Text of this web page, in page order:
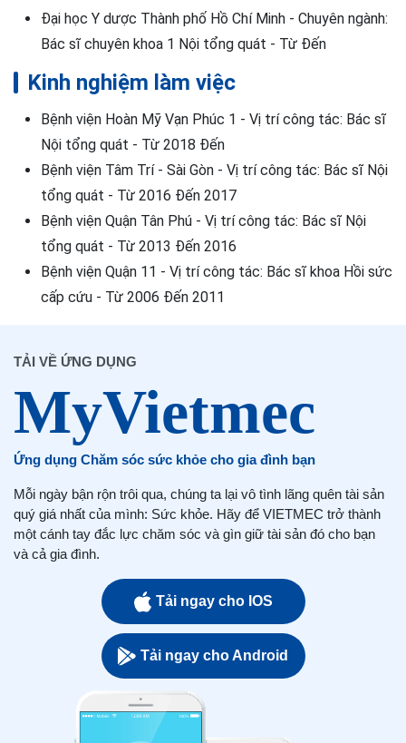
Đại học Y dược Thành phố Hồ Chí Minh - Chuyên ngành:
Bác sĩ chuyên khoa 1 Nội tổng quát - Từ Đến
Kinh nghiệm làm việc
Bệnh viện Hoàn Mỹ Vạn Phúc 1 - Vị trí công tác: Bác sĩ
Nội tổng quát - Từ 2018 Đến
Bệnh viện Tâm Trí - Sài Gòn - Vị trí công tác: Bác sĩ Nội
tổng quát - Từ 2016 Đến 2017
Bệnh viện Quận Tân Phú - Vị trí công tác: Bác sĩ Nội
tổng quát - Từ 2013 Đến 2016
Bệnh viện Quận 11 - Vị trí công tác: Bác sĩ khoa Hồi sức
cấp cứu - Từ 2006 Đến 2011
TẢI VỀ ỨNG DỤNG
Ứng dụng Chăm sóc sức khỏe cho gia đình bạn
Mỗi ngày bận rộn trôi qua, chúng ta lại vô tình lãng quên tài sản
quý giá nhất của mình: Sức khỏe. Hãy để VIETMEC trở thành
một cánh tay đắc lực chăm sóc và gìn giữ tài sản đó cho bạn
và cả gia đình.
Tải ngay cho IOS
Tải ngay cho Android